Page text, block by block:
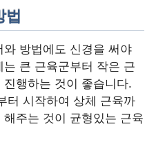
법
방법에도 신경을 써야
큰 근육군부터 작은 근
행하는 것이 좋습니다.
터 시작하여 상체 근육까
주는 것이 균형있는 근육